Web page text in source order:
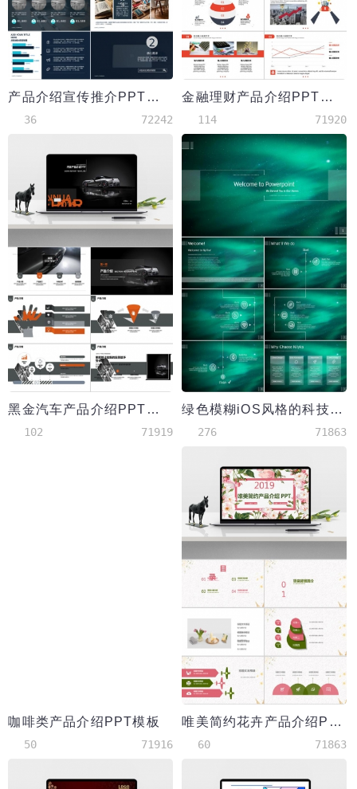
产品介绍宣传推介PPT模板
36 72242
金融理财产品介绍PPT模板
114 71920
黑金汽车产品介绍PPT模板
102 71919
绿色模糊iOS风格的科技行业PPT模板免费下载
276 71863
咖啡类产品介绍PPT模板
50 71916
唯美简约花卉产品介绍PPT模板
60 71863